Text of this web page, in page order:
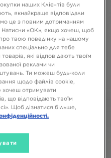
наших Клієнтів були
якнайкраще відповідали
це з повним дотриманням
Натисни «OK», якщо хочеш, щоб
твою поведінку на нашому
спеціально для тебе
які відповідають твоїм
реклами чи
Ти можеш будь-коли
щодо файлів cookie,
отримувати
що відповідають твоїм
Щоб дізнатися більше,